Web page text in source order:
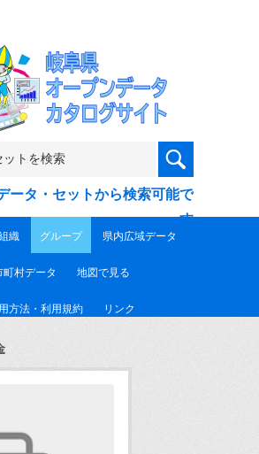
ータ・セットから検索可能で
す
織 グループ 県内広域データ
町村データ 地図で見る
方法・利用規約 リンク